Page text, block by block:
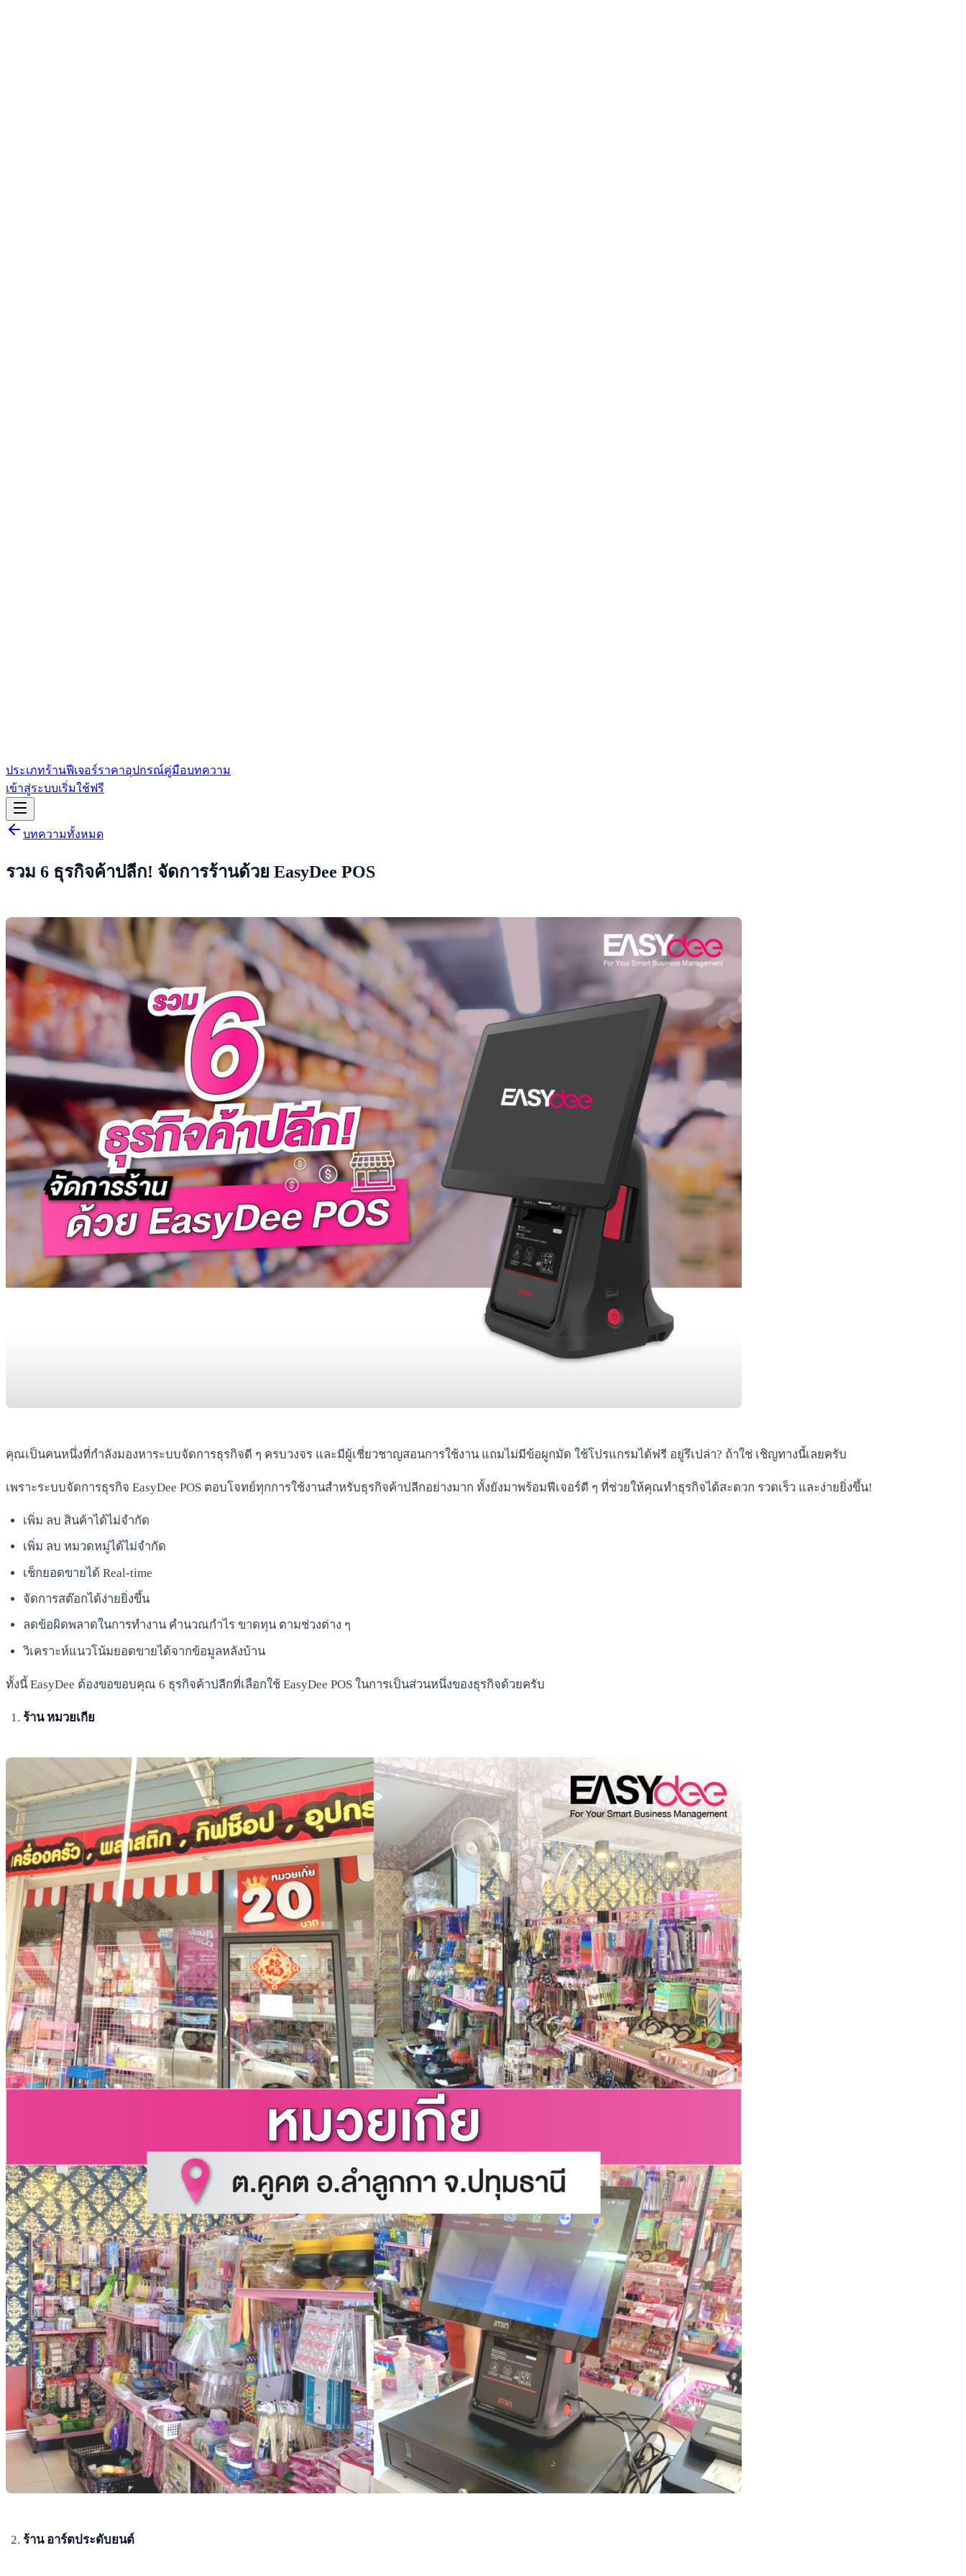
ประเภทร้านฟีเจอร์ราคาอุปกรณ์คู่มือบทความ
เข้าสู่ระบบเริ่มใช้ฟรี
บทความทั้งหมด
รวม 6 ธุรกิจค้าปลีก! จัดการร้านด้วย EasyDee POS
คุณเป็นคนหนึ่งที่กำลังมองหาระบบจัดการธุรกิจดี ๆ ครบวงจร และมีผู้เชี่ยวชาญสอนการใช้งาน แถมไม่มีข้อผูกมัด ใช้โปรแกรมได้ฟรี อยู่รึเปล่า? ถ้าใช่ เชิญทางนี้เลยครับ
เพราะระบบจัดการธุรกิจ EasyDee POS ตอบโจทย์ทุกการใช้งานสำหรับธุรกิจค้าปลีกอย่างมาก ทั้งยังมาพร้อมฟีเจอร์ดี ๆ ที่ช่วยให้คุณทำธุรกิจได้สะดวก รวดเร็ว และง่ายยิ่งขึ้น!
เพิ่ม ลบ สินค้าได้ไม่จำกัด
เพิ่ม ลบ หมวดหมู่ได้ไม่จำกัด
เช็กยอดขายได้ Real-time
จัดการสต๊อกได้ง่ายยิ่งขึ้น
ลดข้อผิดพลาดในการทำงาน คำนวณกำไร ขาดทุน ตามช่วงต่าง ๆ
วิเคราะห์แนวโน้มยอดขายได้จากข้อมูลหลังบ้าน
ทั้งนี้ EasyDee ต้องขอขอบคุณ 6 ธุรกิจค้าปลีกที่เลือกใช้ EasyDee POS ในการเป็นส่วนหนึ่งของธุรกิจด้วยครับ
ร้าน หมวยเกีย
ร้าน อาร์ตประดับยนต์